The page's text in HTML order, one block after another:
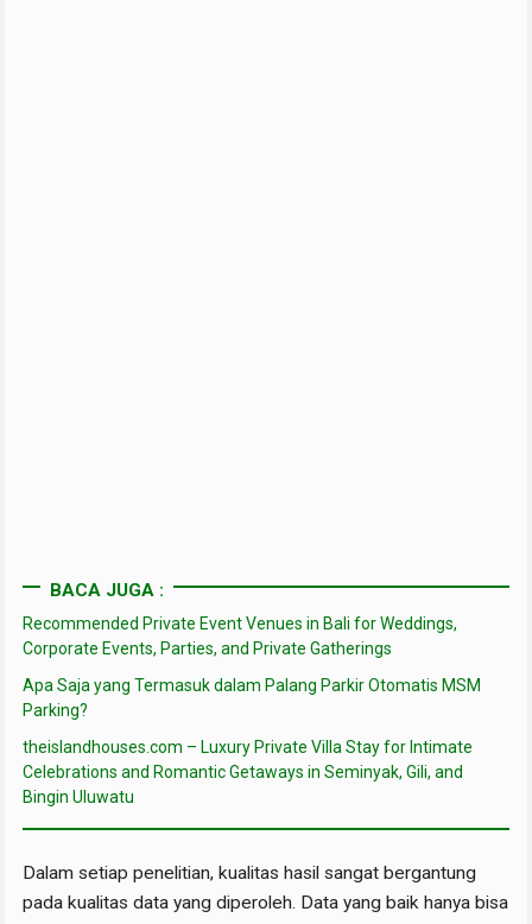
BACA JUGA :
Recommended Private Event Venues in Bali for Weddings,
Corporate Events, Parties, and Private Gatherings
Apa Saja yang Termasuk dalam Palang Parkir Otomatis MSM
Parking?
theislandhouses.com – Luxury Private Villa Stay for Intimate
Celebrations and Romantic Getaways in Seminyak, Gili, and
Bingin Uluwatu
Dalam setiap penelitian, kualitas hasil sangat bergantung
pada kualitas data yang diperoleh. Data yang baik hanya bisa